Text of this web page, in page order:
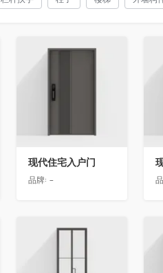
收藏
现代住宅入户门
品牌: -
收藏